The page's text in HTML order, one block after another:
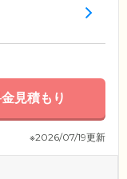
見積もり
※2026/07/19更新